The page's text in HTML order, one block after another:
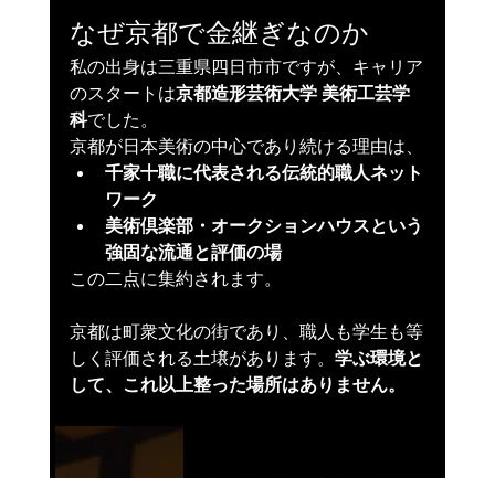
なぜ京都で金継ぎなのか
私の出身は三重県四日市市ですが、キャリア
のスタートは京都造形芸術大学 美術工芸学
科でした。
京都が日本美術の中心であり続ける理由は、
千家十職に代表される伝統的職人ネット
ワーク
美術倶楽部・オークションハウスという
強固な流通と評価の場
この二点に集約されます。
京都は町衆文化の街であり、職人も学生も等
しく評価される土壌があります。 学ぶ環境と
して、これ以上整った場所はありません。